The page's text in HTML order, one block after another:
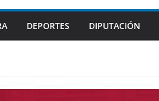
DEPORTES DIPUTACIÓN